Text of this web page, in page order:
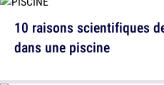
10 raisons scientifiques
dans une piscine